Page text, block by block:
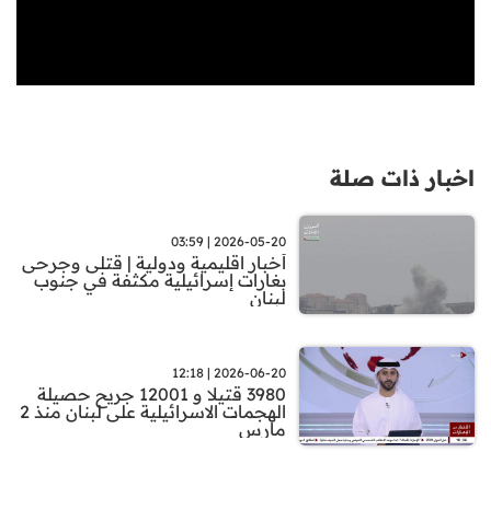
اخبار ذات صلة
2026-05-20 | 03:59
أخبار اقليمية ودولية | قتلى وجرحى
بغارات إسرائيلية مكثفة في جنوب
لبنان
2026-06-20 | 12:18
3980 قتيلا و 12001 جريح حصيلة
الهجمات الاسرائيلية على لبنان منذ 2
مارس